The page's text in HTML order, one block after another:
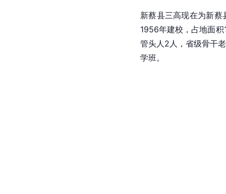
新蔡县三高现在为新
1956年建校，占地面
管头人2人，省级骨干
学班。